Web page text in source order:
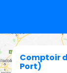
Comptoir
Port)